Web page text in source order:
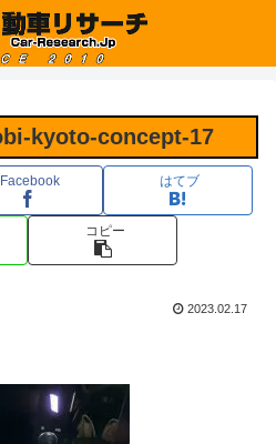
kyoto-concept-17
Facebook はてブ
コピー
2023.02.17